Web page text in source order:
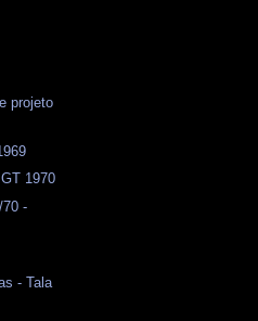
projeto
1970
70 -
- Tala